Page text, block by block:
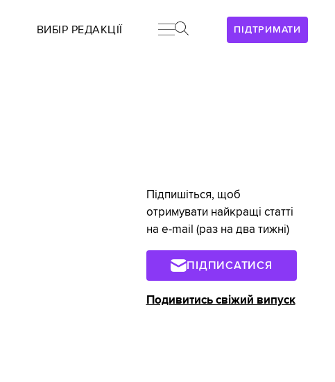
ПІДТРИМАТИ
ВИБІР РЕДАКЦІЇ
Підпишіться, щоб
отримувати найкращі статті
на e-mail (раз на два тижні)
ПІДПИСАТИСЯ
Подивитись свіжий випуск